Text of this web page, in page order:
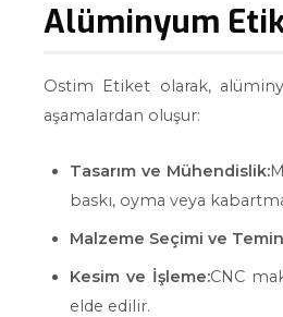
Alüminyum
Ostim Etiket olarak,
aşamalardan oluşur:
Tasarım ve Mühendislik:
baskı, oyma veya
Malzeme Seçimi ve
Kesim ve İşleme:CNC
elde edilir.